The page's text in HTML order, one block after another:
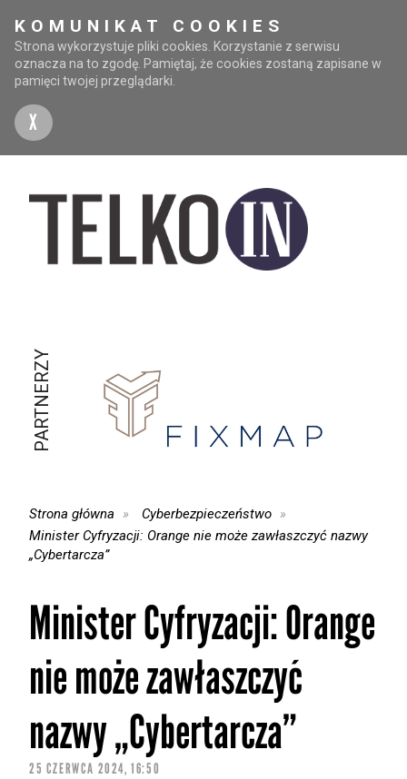
KOMUNIKAT COOKIES
Strona wykorzystuje pliki cookies. Korzystanie z serwisu
oznacza na to zgodę. Pamiętaj, że cookies zostaną zapisane w
pamięci twojej przeglądarki.
X
PARTNERZY
Strona główna
Cyberbezpieczeństwo
Minister Cyfryzacji: Orange nie może zawłaszczyć nazwy
„Cybertarcza”
Minister Cyfryzacji: Orange
nie może zawłaszczyć
nazwy „Cybertarcza”
25 CZERWCA 2024, 16:50